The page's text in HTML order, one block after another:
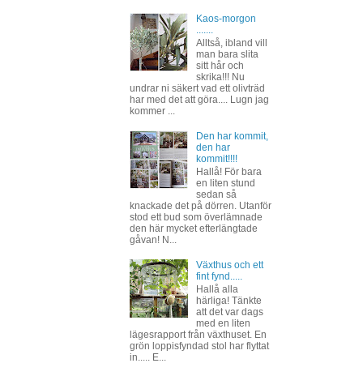
Kaos-morgon
Alltså, ibland vill
man bara slita
sitt hår och
skrika!!! Nu
undrar ni säkert vad ett olivträd
har med det att göra.... Lugn jag
kommer ...
Den har kommit,
den har
kommit!!!!
Hallå! För bara
en liten stund
sedan så
knackade det på dörren. Utanför
stod ett bud som överlämnade
den här mycket efterlängtade
gåvan! N...
Växthus och ett
fint fynd.....
Hallå alla
härliga! Tänkte
att det var dags
med en liten
lägesrapport från växthuset. En
grön loppisfyndad stol har flyttat
in..... E...